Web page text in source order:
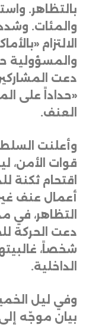
بالتظاهر.
والمئات.
الالتزام
والمسؤولية
دعت
«حداداً على
العنف.
وأعلنت
قوات الأمن،
اقتحام ثكنة
أعمال عنف
التظاهر، في
شخصاً،
الداخلية.
وفي ليل
بيان موجّه